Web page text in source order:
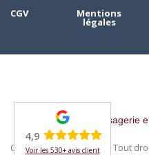
CGV Mentions
légales
messagerie
Copyright © 2023 MAAH. Tout
4,9
Voir les 530+ avis client